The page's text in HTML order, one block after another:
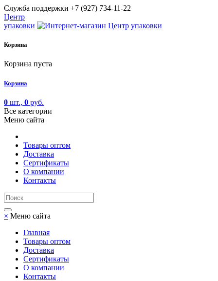
Cлужба поддержки +7 (927) 734-11-22
Центр
упаковки
Корзина
Корзина пуста
Корзина
0 шт., 0 руб.
Все категории
Меню сайта
Товары оптом
Доставка
Сертификаты
О компании
Контакты
× Меню сайта
Главная
Товары оптом
Доставка
Сертификаты
О компании
Контакты